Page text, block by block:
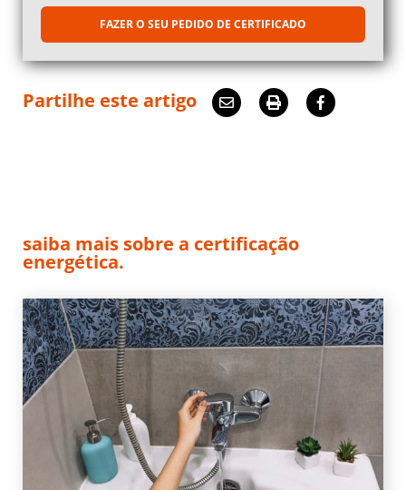
FAZER O SEU PEDIDO DE CERTIFICADO
Partilhe este artigo
saiba mais sobre a certificação
energética.